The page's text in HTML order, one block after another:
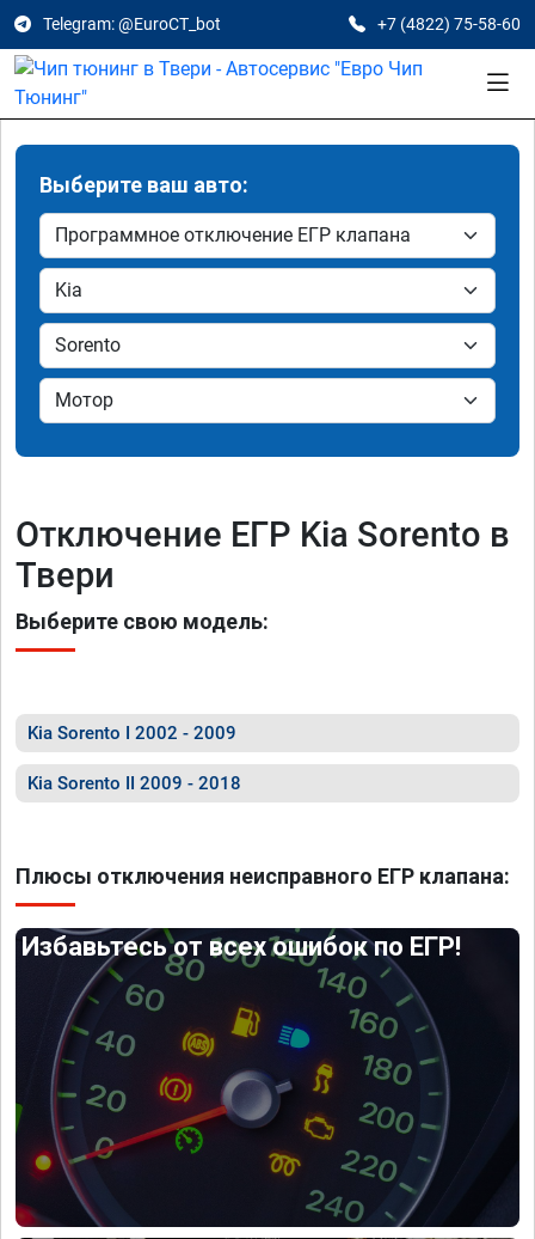
Telegram: @EuroCT_bot +7 (4822) 75-58-60
Выберите ваш авто:
Отключение ЕГР Kia Sorento в
Твери
Выберите свою модель:
Kia Sorento I 2002 - 2009
Kia Sorento II 2009 - 2018
Плюсы отключения неисправного ЕГР клапана:
Избавьтесь от всех ошибок по ЕГР!